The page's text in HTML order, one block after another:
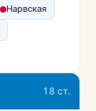
Нарвская
18 ст.